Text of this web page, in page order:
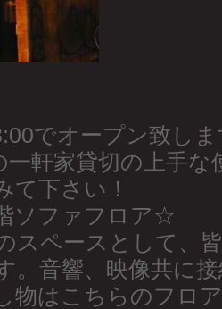
でオープン致し
一軒家貸切の上手
て下さい！
ソファフロア☆
スペースとして、
。音響、映像共に
物はこちらのフロ